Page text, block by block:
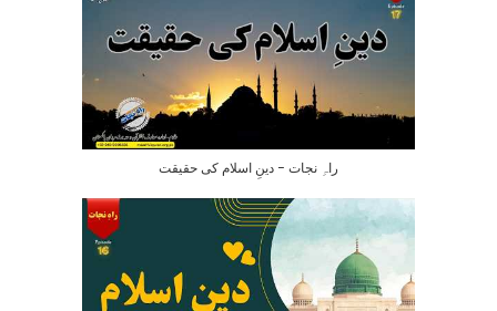
راہِ نجات – دینِ اسلام کی حقیقت